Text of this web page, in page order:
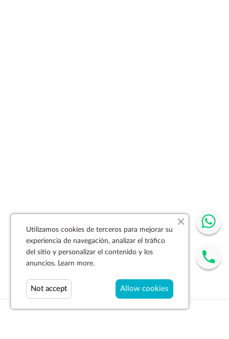
Utilizamos cookies de terceros para mejorar su
experiencia de navegación, analizar el tráfico
del sitio y personalizar el contenido y los
anuncios. Learn more.
Allow cookies
Not accept